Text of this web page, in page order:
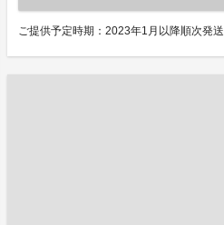
ご提供予定時期：2023年1月以降順次発送